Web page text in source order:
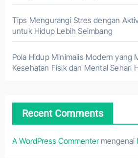
Tips Mengurangi Stres dengan
untuk Hidup Lebih Seimbang
Pola Hidup Minimalis Modern yang
Kesehatan Fisik dan Mental Sehari
Recent Comments
A WordPress Commentermengenai